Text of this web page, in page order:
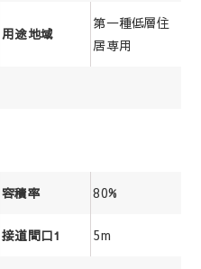
用途地域
第一種低層住
居専用
容積率 80%
接道間口1 5m